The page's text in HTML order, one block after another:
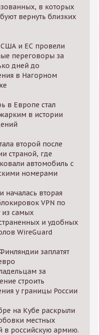
в которых
вернуть близких
США и ЕС провели
переговоры за
дней до
в Нагорном
в Европе стал
в истории
второй после
страной, где
автомобиль с
номерами
началась вторая
VPN по
самых
и удобных
WireGuard
заплатят
за
строить
у границы России
на Кубе раскрыли
местных
в российскую армию.